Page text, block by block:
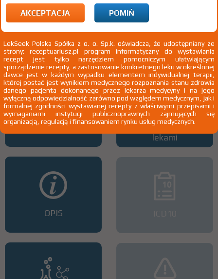
Wszystkie dawki leku
Interakcje z lekami
OPIS
ATC
Interakcje z wieloma
lekami
AKCEPTACJA POMIŃ
LekSeek Polska Spółka z o. o. Sp.k. oświadcza, że udostępniany ze
strony: receptuariusz.pl program informatyczny do wystawiania
recept jest tylko narzędziem pomocniczym ułatwiającym
sporządzenie recepty, a zastosowanie konkretnego leku w określonej
dawce jest w każdym wypadku elementem indywidualnej terapii,
której postać jest wynikiem medycznego rozpoznania stanu zdrowia
danego pacjenta dokonanego przez lekarza medycyny i na jego
wyłączną odpowiedzialność zarówno pod względem medycznym, jak i
formalnej zgodności wystawianej recepty z właściwymi przepisami i
wymaganiami instytucji publicznoprawnych zajmujących się
organizacją, regulacją i finansowaniem rynku usług medycznych.